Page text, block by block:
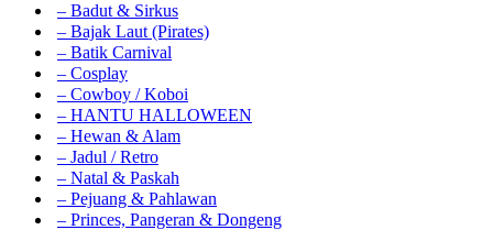
– Badut & Sirkus
– Bajak Laut (Pirates)
– Batik Carnival
– Cosplay
– Cowboy / Koboi
– HANTU HALLOWEEN
– Hewan & Alam
– Jadul / Retro
– Natal & Paskah
– Pejuang & Pahlawan
– Princes, Pangeran & Dongeng